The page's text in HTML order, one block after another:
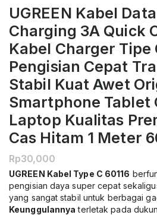
UGREEN Kabel
Charging 3A Quick
Kabel Charger Tipe
Pengisian Cepat
Stabil Kuat Awet
Smartphone Tablet
Laptop Kualitas
Cas Hitam 1 Meter
Rp30,000
UGREEN Kabel Type C 60116
pengisian daya super cepat
yang sangat stabil untuk berbagai
Keunggulannya terletak pada